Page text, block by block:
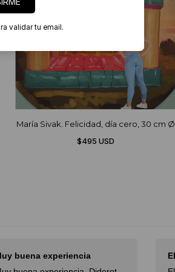
María Sivak. Felicidad, día cero, 30 cm Ø
$495 USD
El mejor sitio de arte de Latam
validar tu email.